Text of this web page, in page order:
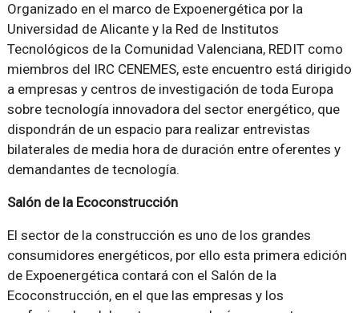
Organizado en el marco de Expoenergética por la
Universidad de Alicante y la Red de Institutos
Tecnológicos de la Comunidad Valenciana, REDIT como
miembros del IRC CENEMES, este encuentro está dirigido
a empresas y centros de investigación de toda Europa
sobre tecnología innovadora del sector energético, que
dispondrán de un espacio para realizar entrevistas
bilaterales de media hora de duración entre oferentes y
demandantes de tecnología.
Salón de la Ecoconstrucción
El sector de la construcción es uno de los grandes
consumidores energéticos, por ello esta primera edición
de Expoenergética contará con el Salón de la
Ecoconstrucción, en el que las empresas y los